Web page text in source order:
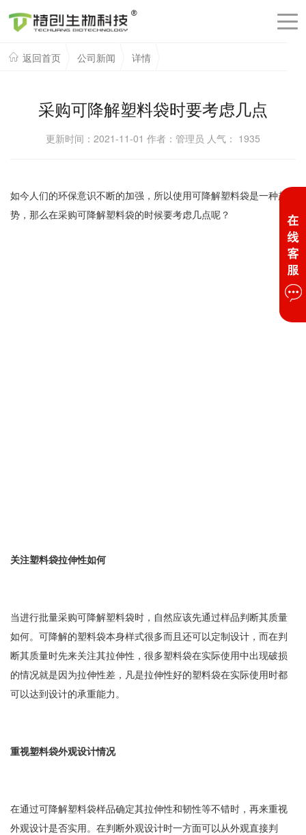
返回首页 公司新闻 详情
采购可降解塑料袋时要考虑几点
更新时间：2021-11-01 作者：管理员 人气： 1935
如今人们的环保意识不断的加强，所以使用可降解塑料袋是一种趋
势，那么在采购可降解塑料袋的时候要考虑几点呢？
关注塑料袋拉伸性如何
当进行批量采购可降解塑料袋时，自然应该先通过样品判断其质量
如何。可降解的塑料袋本身样式很多而且还可以定制设计，而在判
断其质量时先来关注其拉伸性，很多塑料袋在实际使用中出现破损
的情况就是因为拉伸性差，凡是拉伸性好的塑料袋在实际使用时都
可以达到设计的承重能力。
重视塑料袋外观设计情况
在通过可降解塑料袋样品确定其拉伸性和韧性等不错时，再来重视
外观设计是否实用。在判断外观设计时一方面可以从外观直接判